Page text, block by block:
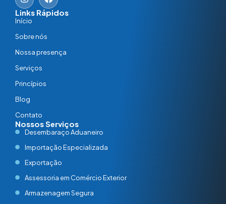
Links Rápidos
Início
Sobre nós
Nossa presença
Serviços
Princípios
Blog
Contato
Nossos Serviços
Desembaraço Aduaneiro
Importação Especializada
Exportação
Assessoria em Comércio Exterior
Armazenagem Segura